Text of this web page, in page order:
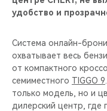
удобство и
Система онлайн-
охватывает весь
от компактного
семиместного TIGGO 9
только модель, но и
дилерский центр, где